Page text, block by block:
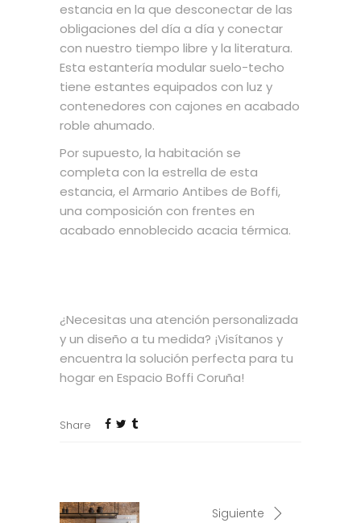
estancia en la que desconectar de las
obligaciones del día a día y conectar
con nuestro tiempo libre y la literatura.
Esta estantería modular suelo-techo
tiene estantes equipados con luz y
contenedores con cajones en acabado
roble ahumado.
Por supuesto, la habitación se
completa con la estrella de esta
estancia, el Armario Antibes de Boffi,
una composición con frentes en
acabado ennoblecido acacia térmica.
¿Necesitas una atención personalizada
y un diseño a tu medida? ¡Visítanos y
encuentra la solución perfecta para tu
hogar en Espacio Boffi Coruña!
Share
Siguiente